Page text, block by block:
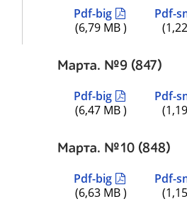
Pdf-big
(6,79 MB )
Pdf-
Марта. №9 (847)
Pdf-big
(6,47 MB )
Pdf-
Марта. №10 (848)
Pdf-big
(6,63 MB )
Pdf-